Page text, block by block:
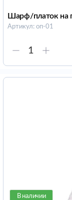
Шарф/платок на
Артикул: оп-01
В наличии